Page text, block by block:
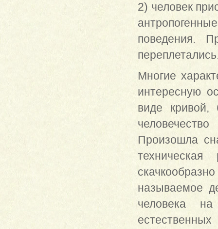
2) человек
поведения.
Многие
интересную
виде кривой,
Произошла
называемое
человека